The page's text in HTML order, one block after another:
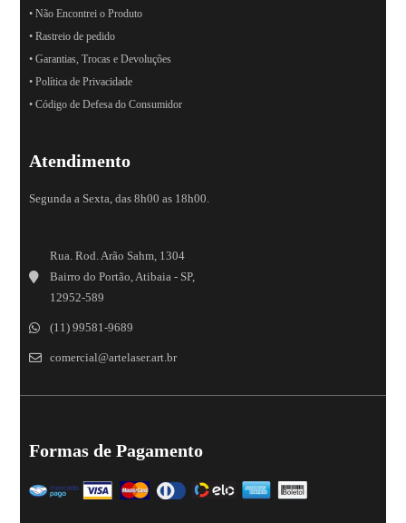
• Não Encontrei o Produto
• Rastreio de pedido
• Garantias, Trocas e Devoluções
• Política de Privacidade
• Código de Defesa do Consumidor
Atendimento
Segunda a Sexta, das 8h00 as 18h00.
Rua. Rod. Arão Sahm, 1304
Bairro do Portão, Atibaia - SP,
12952-589
(11) 99581-9689
comercial@artelaser.art.br
Formas de Pagamento